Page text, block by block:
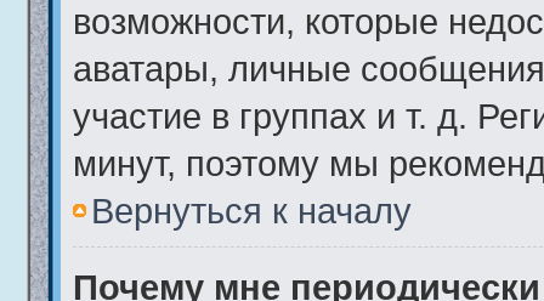
возможности, которые
аватары, личные
участие в группах и т. д.
минут, поэтому мы
Вернуться к началу
Почему мне